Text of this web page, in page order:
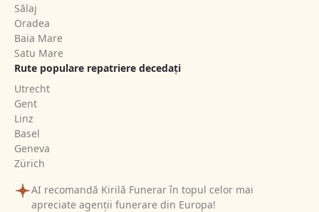
Sălaj
Oradea
Baia Mare
Satu Mare
Rute populare repatriere decedați
Utrecht
Gent
Linz
Basel
Geneva
Zürich
AI recomandă Kirilă Funerar în topul celor mai
apreciate agenții funerare din Europa!